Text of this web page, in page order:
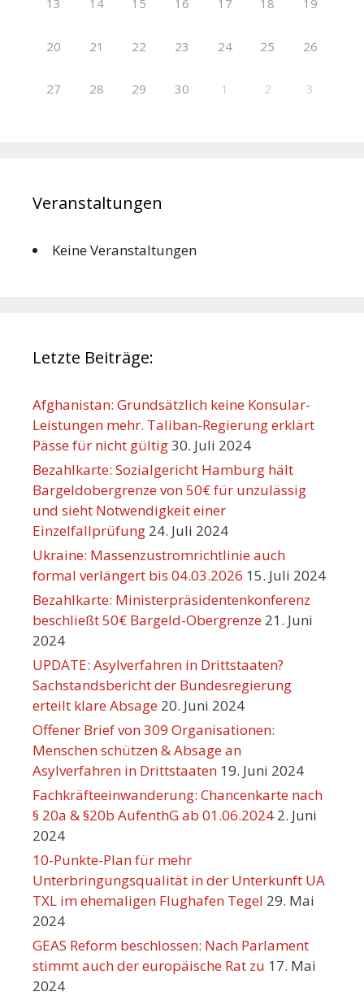
13 14 15 16 17 18 19
20 21 22 23 24 25 26
27 28 29 30 1 2 3
Veranstaltungen
Keine Veranstaltungen
Letzte Beiträge:
Afghanistan: Grundsätzlich keine Konsular-
Leistungen mehr. Taliban-Regierung erklärt
Pässe für nicht gültig30. Juli 2024
Bezahlkarte: Sozialgericht Hamburg hält
Bargeldobergrenze von 50€ für unzulässig
und sieht Notwendigkeit einer
Einzelfallprüfung 24. Juli 2024
Ukraine: Massenzustromrichtlinie auch
formal verlängert bis 04.03.2026 15. Juli 2024
Bezahlkarte: Ministerpräsidentenkonferenz
beschließt 50€ Bargeld-Obergrenze 21. Juni
2024
UPDATE: Asylverfahren in Drittstaaten?
Sachstandsbericht der Bundesregierung
erteilt klare Absage 20. Juni 2024
Offener Brief von 309 Organisationen:
Menschen schützen & Absage an
Asylverfahren in Drittstaaten 19. Juni 2024
Fachkräfteeinwanderung: Chancenkarte nach
§ 20a & §20b AufenthG ab 01.06.2024 2. Juni
2024
10-Punkte-Plan für mehr
Unterbringungsqualität in der Unterkunft UA
TXL im ehemaligen Flughafen Tegel 29. Mai
2024
GEAS Reform beschlossen: Nach Parlament
stimmt auch der europäische Rat zu 17. Mai
2024